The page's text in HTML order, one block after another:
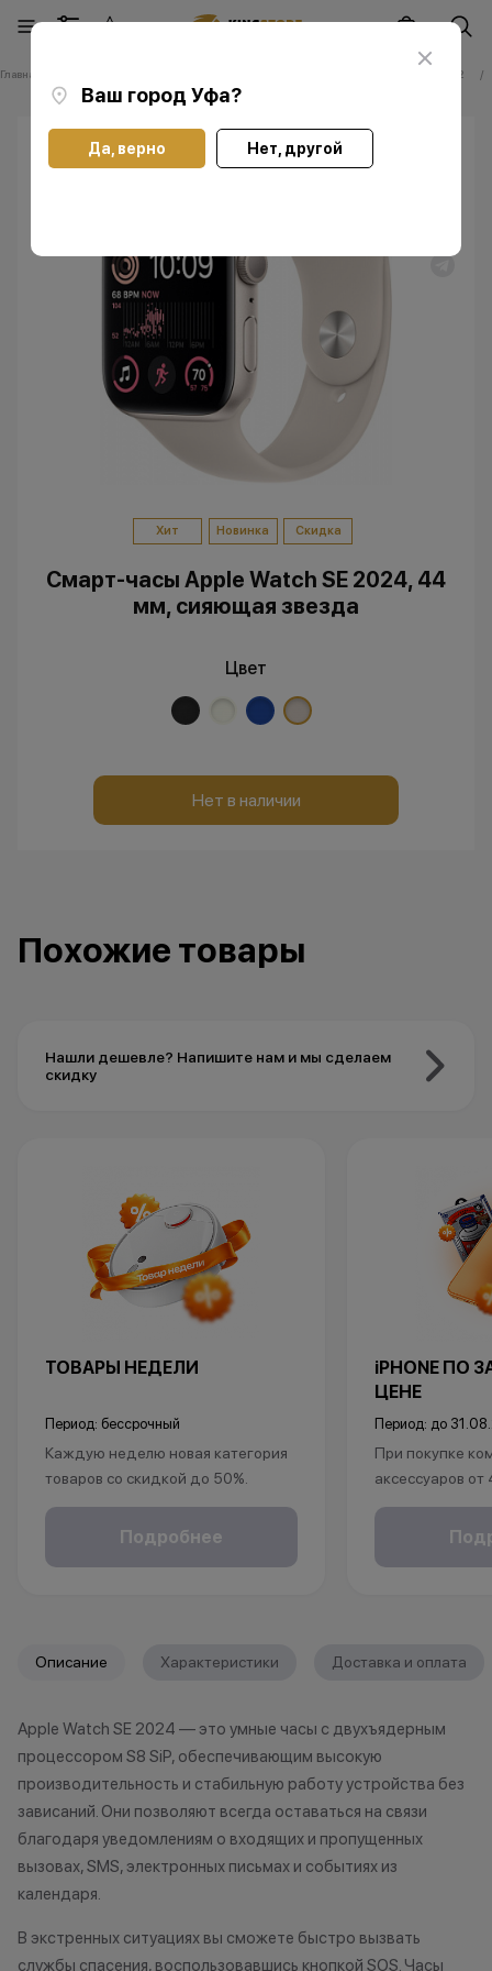
Ваш город Уфа?
Да, верно Нет, другой
Главная Часы Apple Apple Watch Series SE 2
Хит Новинка Скидка
Смарт-часы Apple Watch SE 2024, 44
мм, сияющая звезда
Цвет
Нет в наличии
Похожие товары
Нашли дешевле? Напишите нам и мы сделаем
скидку
ТОВАРЫ НЕДЕЛИ
Период: бессрочный
Каждую неделю новая категория
товаров со скидкой до 50%.
*Акция действует по адресу г.Уфа,
ул.Революционная 66
характер.
договора купли-продажи по
причинам (отсутствие товара,
нарушение правил акции, иные
обоснованные причины).
•Организатор (продавец) на свое
усмотрение имеет право
одностороннем порядке.
Подробнее
iPHONE ПО
ЦЕНЕ
Период: до
При покупке
аксессуаров
в подарок:
характер.
•Организатор
право отказать
договора
причинам
усмотрение
изменить
Описание Характеристики Доставка и оплата
Apple Watch SE 2024 — это умные часы с двухъядерным
процессором S8 SiP, обеспечивающим высокую
производительность и стабильную работу устройства без
зависаний. Они позволяют всегда оставаться на связи
благодаря уведомлениям о входящих и пропущенных
вызовах, SMS, электронных письмах и событиях из
календаря.
В экстренных ситуациях вы сможете быстро вызвать
службы спасения, воспользовавшись кнопкой SOS. Часы